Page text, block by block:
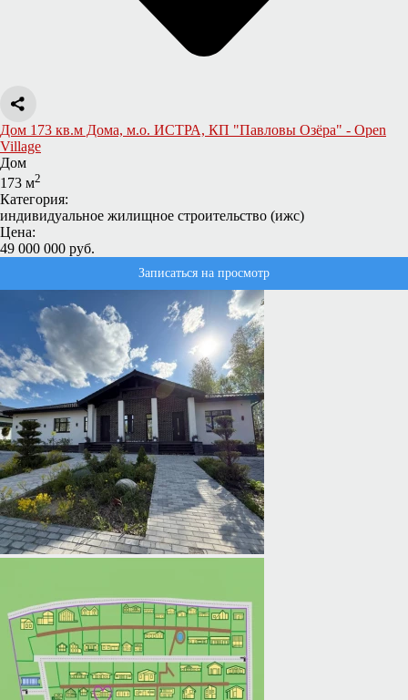
Дом 173 кв.м Дома, м.о. ИСТРА, КП "Павловы Озёра" - Open
Village
Дом
173 м2
Категория:
индивидуальное жилищное строительство (ижс)
Цена:
49 000 000 руб.
Записаться на просмотр